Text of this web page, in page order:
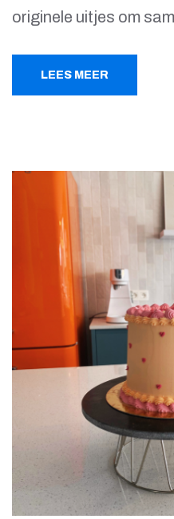
originele uitjes om
LEES MEER